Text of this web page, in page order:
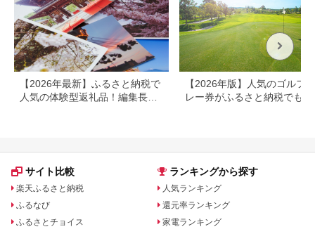
【2026年最新】ふるさと納税で
人気の体験型返礼品！編集長お
【2026年版】人気のゴルフ
レー券がふるさと納税でもら
サイト比較
楽天ふるさと納税
ふるなび
ふるさとチョイス
ランキングから探す
人気ランキング
還元率ランキング
家電ランキング